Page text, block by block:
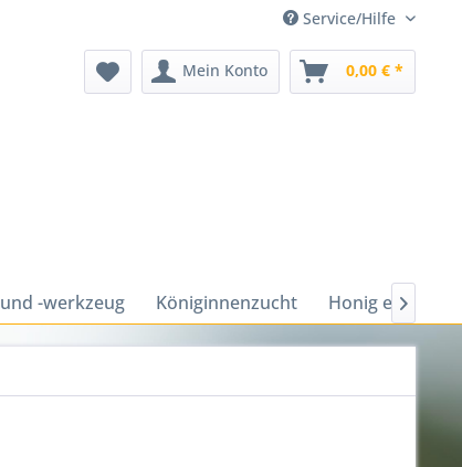
Service/Hilfe
Mein Konto 0,00 € *
-werkzeug Königinnenzucht Honig ernten
